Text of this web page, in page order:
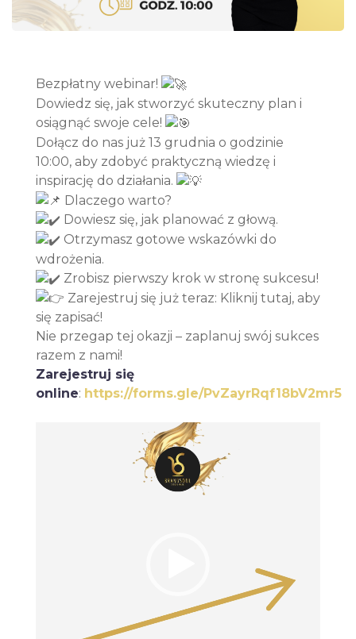
Bezpłatny webinar!
Dowiedz się, jak stworzyć skuteczny plan i
osiągnąć swoje cele!
Dołącz do nas już 13 grudnia o godzinie
10:00, aby zdobyć praktyczną wiedzę i
inspirację do działania.
Dlaczego warto?
Dowiesz się, jak planować z głową.
Otrzymasz gotowe wskazówki do
wdrożenia.
Zrobisz pierwszy krok w stronę sukcesu!
Zarejestruj się już teraz: Kliknij tutaj, aby
się zapisać!
Nie przegap tej okazji – zaplanuj swój sukces
razem z nami!
Zarejestruj się
online: https://forms.gle/PvZayrRqf18bV2mr5